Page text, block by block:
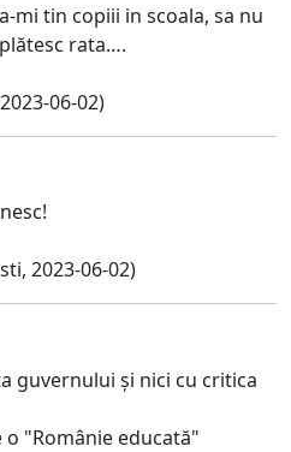
mi tin copiii in scoala, sa nu
rata….
06-02)
2023-06-02)
guvernului și nici cu critica
o "Românie educată"